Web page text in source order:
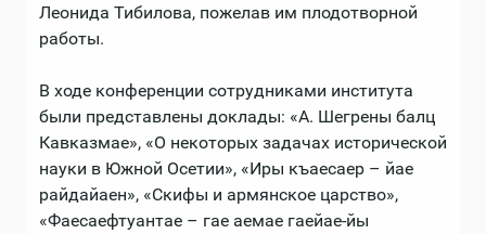
Леонида Тибилова, пожелав им плодотворной
работы.
В ходе конференции сотрудниками института
были представлены доклады: «А. Шегрены балц
Кавказмае», «О некоторых задачах исторической
науки в Южной Осетии», «Иры къаесаер – йае
райдайаен», «Скифы и армянское царство»,
«Фаесаефтуантае – гае аемае гаейае-йы